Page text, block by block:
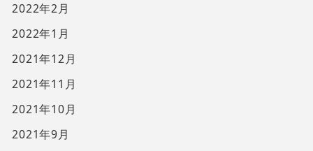
2022年2月
2022年1月
2021年12月
2021年11月
2021年10月
2021年9月